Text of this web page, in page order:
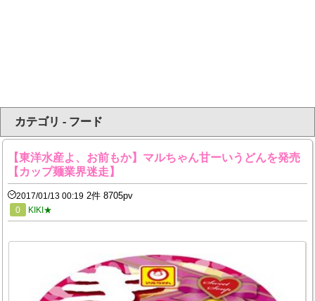
カテゴリ - フード
【東洋水産よ、お前もか】マルちゃん甘ーいうどんを発売
【カップ麺業界迷走】
2017/01/13 00:19 2件 8705pv
0 KIKI★